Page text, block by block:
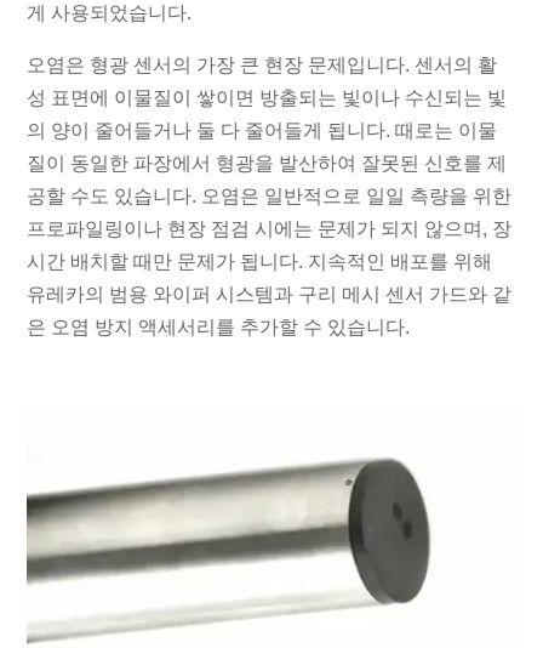
게 사용되었습니다.
오염은 형광 센서의 가장 큰 현장 문제입니다. 센서의 활
성 표면에 이물질이 쌓이면 방출되는 빛이나 수신되는 빛
의 양이 줄어들거나 둘 다 줄어들게 됩니다. 때로는 이물
질이 동일한 파장에서 형광을 발산하여 잘못된 신호를 제
공할 수도 있습니다. 오염은 일반적으로 일일 측량을 위한
프로파일링이나 현장 점검 시에는 문제가 되지 않으며, 장
시간 배치할 때만 문제가 됩니다. 지속적인 배포를 위해
유레카의 범용 와이퍼 시스템과 구리 메시 센서 가드와 같
은 오염 방지 액세서리를 추가할 수 있습니다.